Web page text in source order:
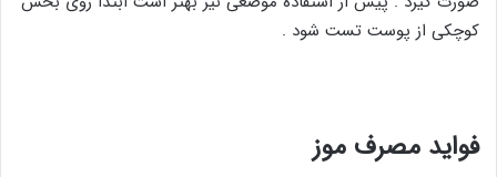
کوچکی از پوست تست شود .
فواید مصرف موز